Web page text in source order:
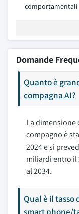
comportamentali
Domande
Quanto è
compagna AI?
La dimensione
compagno è
2024 e si
miliardi entro il
al 2034.
Qual è il tasso